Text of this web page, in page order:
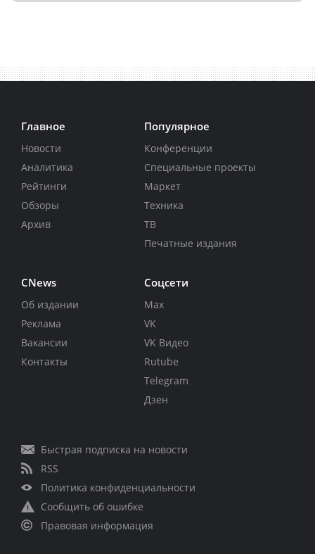
Главное
Новости
Аналитика
Рейтинги
Обзоры
Архив
Популярное
Конференции
Специальные проекты
Маркет
Техника
ТВ
Печатные издания
CNews
Об издании
Реклама
Вакансии
Контакты
Соцсети
Max
VK
VK Видео
Rutube
Telegram
Дзен
Быстрая подписка на новости
RSS
Политика конфиденциальности
Сообщить об ошибке
Правовая информация